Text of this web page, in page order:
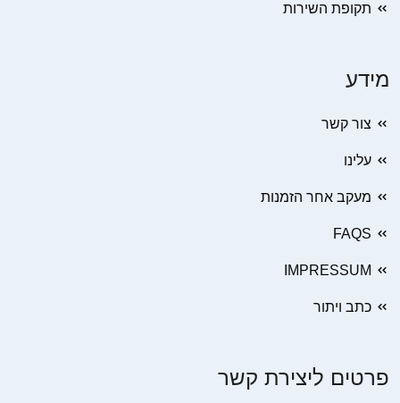
תקופת השירות
מידע
צור קשר
עלינו
מעקב אחר הזמנות
FAQS
IMPRESSUM
כתב ויתור
פרטים ליצירת קשר